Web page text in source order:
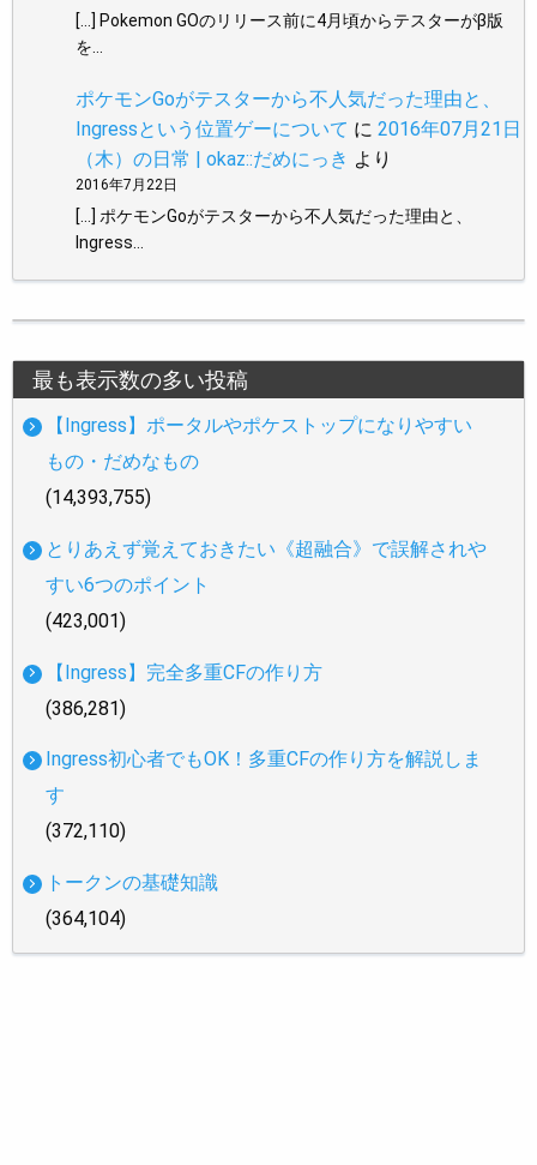
[…] Pokemon GOのリリース前に4月頃からテスターがβ版
を…
ポケモンGoがテスターから不人気だった理由と、
Ingressという位置ゲーについて に 2016年07月21日
（木）の日常 | okaz::だめにっき より
2016年7月22日
[…] ポケモンGoがテスターから不人気だった理由と、
Ingress…
最も表示数の多い投稿
【Ingress】ポータルやポケストップになりやすい
もの・だめなもの
(14,393,755)
とりあえず覚えておきたい《超融合》で誤解されや
すい6つのポイント
(423,001)
【Ingress】完全多重CFの作り方
(386,281)
Ingress初心者でもOK！多重CFの作り方を解説しま
す
(372,110)
トークンの基礎知識
(364,104)